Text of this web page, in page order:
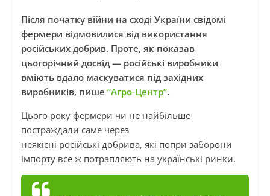
Після початку війни на сході України свідомі
фермери відмовилися від використання
російських добрив. Проте, як показав
цьогорічний досвід — російські виробники
вміють вдало маскуватися під західних
виробників, пише “Агро-Центр”.
Цього року фермери чи не найбільше
постраждали саме через
неякісні російські добрива, які попри заборони
імпорту все ж потрапляють на українські ринки.